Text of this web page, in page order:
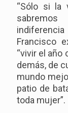
“Sólo si la
Francisco
“vivir el año
demás, de
mundo
patio de
toda mujer”.